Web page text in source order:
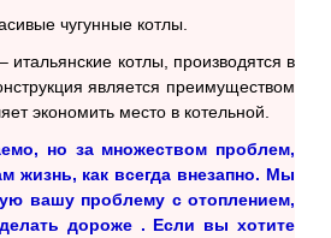
чугунные котлы.
итальянские котлы, производятся в
является преимуществом
экономить место в котельной.
но за множеством проблем,
жизнь, как всегда внезапно. Мы
вашу проблему с отоплением,
дороже . Если вы хотите